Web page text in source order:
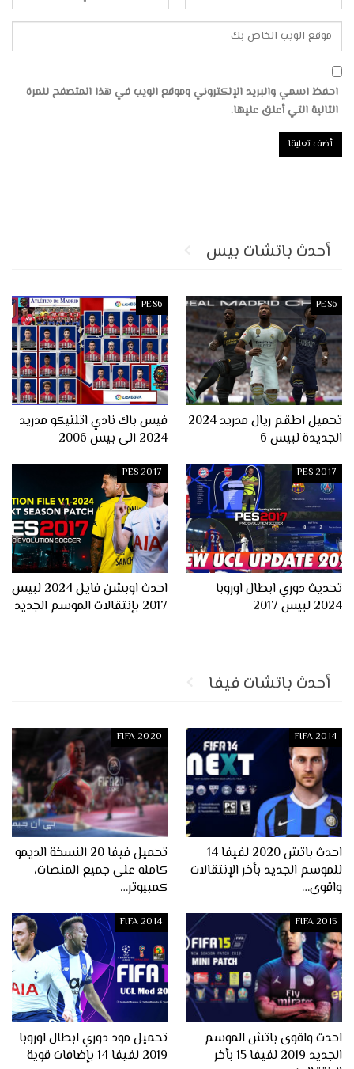
احفظ اسمي والبريد الإلكتروني وموقع الويب في هذا المتصفح للمرة
التالية التي أعلق عليها.
أحدث باتشات بيس
PES6
تحميل اطقم ريال مدريد 2024
الجديدة لبيس 6
PES6
فيس باك نادي اتلتيكو مدريد
2024 الى بيس 2006
PES 2017
تحديث دوري ابطال اوروبا
2024 لبيس 2017
PES 2017
احدث اوبشن فايل 2024 لبيس
2017 بإنتقالات الموسم الجديد
أحدث باتشات فيفا
FIFA 2014
احدث باتش 2020 لفيفا 14
للموسم الجديد بأخر الإنتقالات
واقوى…
FIFA 2020
تحميل فيفا 20 النسخة الديمو
كامله على جميع المنصات،
كمبيوتر…
FIFA 2015
احدث واقوى باتش الموسم
الجديد 2019 لفيفا 15 بأخر
FIFA 2014
تحميل مود دوري ابطال اوروبا
2019 لفيفا 14 بإضافات قوية